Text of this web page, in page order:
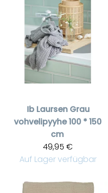
Ib Laursen Grau
vohvelipyyhe 100 * 150
cm
49,95 €
Auf Lager verfügbar